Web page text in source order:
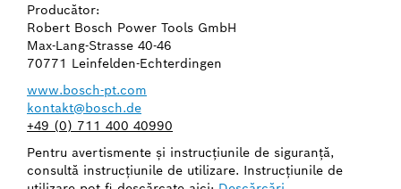
Producător:
Robert Bosch Power Tools GmbH
Max-Lang-Strasse 40-46
70771 Leinfelden-Echterdingen
www.bosch-pt.com
kontakt@bosch.de
+49 (0) 711 400 40990
Pentru avertismente şi instrucţiunile de siguranţă,
consultă instrucţiunile de utilizare. Instrucţiunile de